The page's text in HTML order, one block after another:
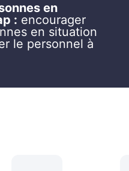
en
: encourager
en situation
le personnel à